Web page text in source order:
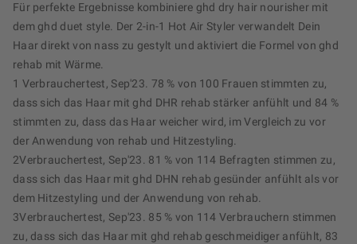
Für perfekte Ergebnisse kombiniere ghd dry hair nourisher mit
dem ghd duet style. Der 2-in-1 Hot Air Styler verwandelt Dein
Haar direkt von nass zu gestylt und aktiviert die Formel von ghd
rehab mit Wärme.
1 Verbrauchertest, Sep'23. 78 % von 100 Frauen stimmten zu,
dass sich das Haar mit ghd DHR rehab stärker anfühlt und 84 %
stimmten zu, dass das Haar weicher wird, im Vergleich zu vor
der Anwendung von rehab und Hitzestyling.
2Verbrauchertest, Sep'23. 81 % von 114 Befragten stimmen zu,
dass sich das Haar mit ghd DHN rehab gesünder anfühlt als vor
dem Hitzestyling und der Anwendung von rehab.
3Verbrauchertest, Sep'23. 85 % von 114 Verbrauchern stimmen
zu, dass sich das Haar mit ghd rehab geschmeidiger anfühlt, 83